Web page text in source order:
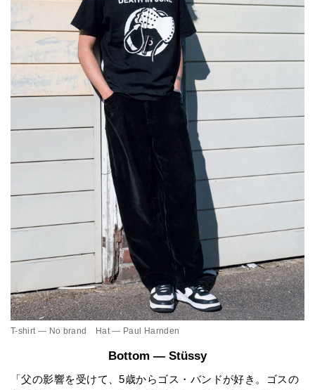
T-shirt — No brand Hat — Paul Harnden
Bottom — Stüssy
「父の影響を受けて、5歳からゴス・バンドが好き。ゴスの